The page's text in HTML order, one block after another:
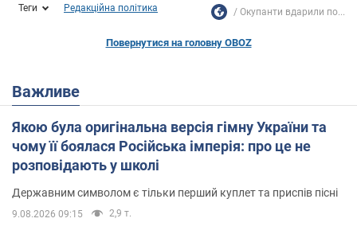
Теги Редакційна політика Окупанти вдарили по...
Повернутися на головну OBOZ
Важливе
Якою була оригінальна версія гімну України та
чому її боялася Російська імперія: про це не
розповідають у школі
Державним символом є тільки перший куплет та приспів пісні
9.08.2026 09:15 2,9 т.